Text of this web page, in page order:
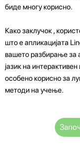
биде многу корисно.
Како заклучок ,
што е апликацијата
вашето разбирање за
јазик на
особено корисно за
методи на учење.